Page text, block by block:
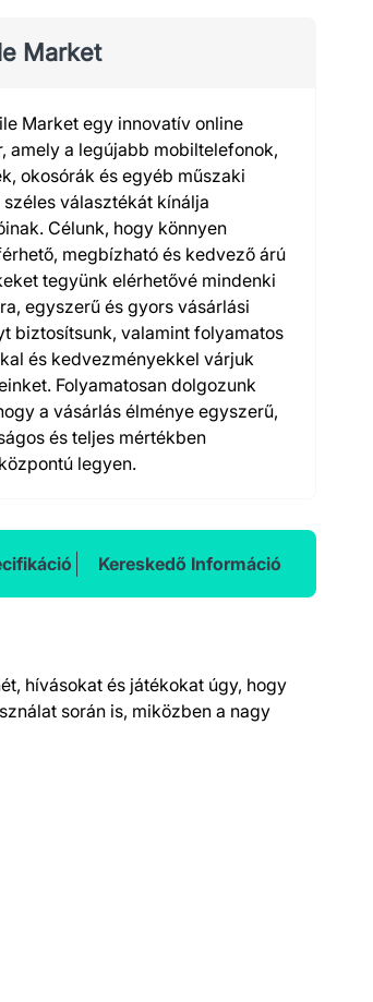
Market
Market egy innovatív online
amely a legújabb mobiltelefonok,
okosórák és egyéb műszaki
választékát kínálja
Célunk, hogy könnyen
megbízható és kedvező árú
tegyünk elérhetővé mindenki
egyszerű és gyors vásárlási
biztosítsunk, valamint folyamatos
és kedvezményekkel várjuk
Folyamatosan dolgozunk
a vásárlás élménye egyszerű,
és teljes mértékben
legyen.
Kereskedő Információ
hívásokat és játékokat úgy, hogy
során is, miközben a nagy